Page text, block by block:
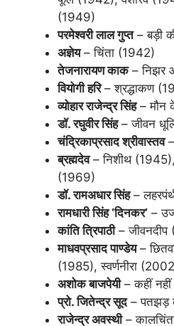
(1949)
परमेश्वरी लाल गुप्त– बड़ी
अज्ञेय– चिंता (1942)
तेजनारायण काक– निझर
वियोगी हरि– श्रद्धाकण
व्योहार राजेन्द्र सिंह– मौन
डॉ. रघुवीर सिंह– जीवन
चंद्रिकाप्रसाद श्रीवास्तव–
ब्रह्मदेव– निशीथ (1945),
(1969)
डॉ. रामअधार सिंह–
रामधारी सिंह ‘दिनकर’ –
कांति त्रिपाठी– जीवनदीप
माधवप्रसाद पाण्डेय–
(1985), स्वर्णनीरा
अशोक बाजपेयी– कहीं
प्रो. जितेन्द्र सूद– पतझड़
राजेन्द्र अवस्थी–